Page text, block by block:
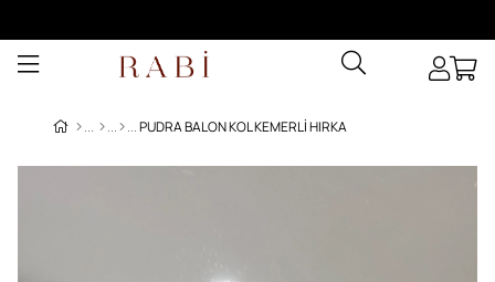
PUDRA BALON KOL KEMERLI HIRKA